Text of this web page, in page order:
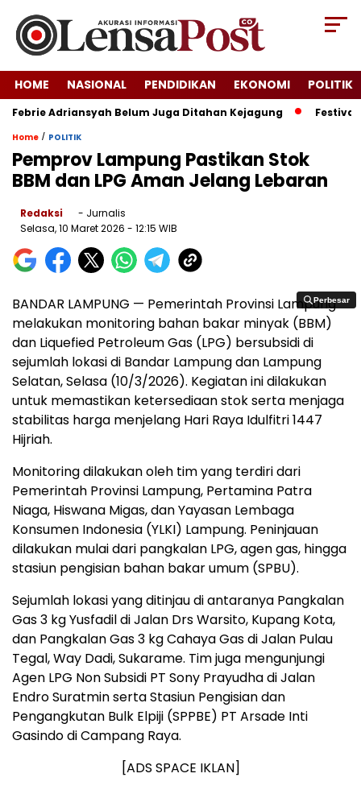
HOME NASIONAL PENDIDIKAN EKONOMI POLITIK
Adriansyah Belum Juga Ditahan Kejagung Festival
Home / POLITIK
Pemprov Lampung Pastikan Stok
BBM dan LPG Aman Jelang Lebaran
Redaksi
- Jurnalis
Selasa, 10 Maret 2026 - 12:15 WIB
Perbesar
Perbesar
BANDAR LAMPUNG — Pemerintah Provinsi Lampung
melakukan monitoring bahan bakar minyak (BBM)
dan Liquefied Petroleum Gas (LPG) bersubsidi di
sejumlah lokasi di Bandar Lampung dan Lampung
Selatan, Selasa (10/3/2026). Kegiatan ini dilakukan
untuk memastikan ketersediaan stok serta menjaga
stabilitas harga menjelang Hari Raya Idulfitri 1447
Hijriah.
Monitoring dilakukan oleh tim yang terdiri dari
Pemerintah Provinsi Lampung, Pertamina Patra
Niaga, Hiswana Migas, dan Yayasan Lembaga
Konsumen Indonesia (YLKI) Lampung. Peninjauan
dilakukan mulai dari pangkalan LPG, agen gas, hingga
stasiun pengisian bahan bakar umum (SPBU).
Sejumlah lokasi yang ditinjau di antaranya Pangkalan
Gas 3 kg Yusfadil di Jalan Drs Warsito, Kupang Kota,
dan Pangkalan Gas 3 kg Cahaya Gas di Jalan Pulau
Tegal, Way Dadi, Sukarame. Tim juga mengunjungi
Agen LPG Non Subsidi PT Sony Prayudha di Jalan
Endro Suratmin serta Stasiun Pengisian dan
Pengangkutan Bulk Elpiji (SPPBE) PT Arsade Inti
Gasindo di Campang Raya.
[ADS SPACE IKLAN]